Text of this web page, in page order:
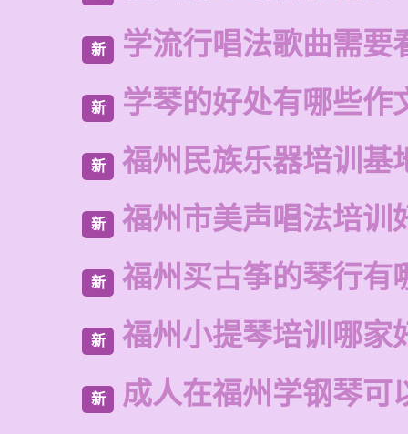
新 学流行唱法歌曲需要
新 学琴的好处有哪些作
新 福州民族乐器培训基
新 福州市美声唱法培训
新 福州买古筝的琴行有
新 福州小提琴培训哪家
新 成人在福州学钢琴可